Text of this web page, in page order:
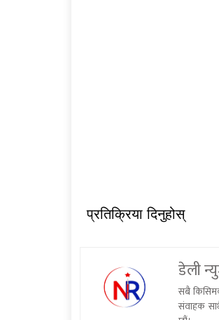
प्रतिक्रिया दिनुहोस्
डेली
सबै
संवाहक